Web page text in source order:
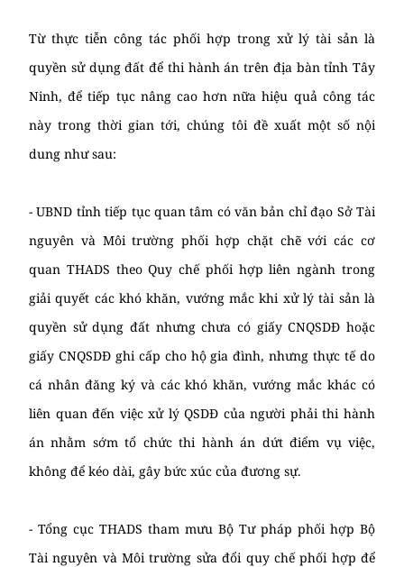
Từ thực tiễn công tác phối hợp trong xử lý tài sản là
quyền sử dụng đất để thi hành án trên địa bàn tỉnh Tây
Ninh, để tiếp tục nâng cao hơn nữa hiệu quả công tác
này trong thời gian tới, chúng tôi đề xuất một số nội
dung như sau:
- UBND tỉnh tiếp tục quan tâm có văn bản chỉ đạo Sở Tài
nguyên và Môi trường phối hợp chặt chẽ với các cơ
quan THADS theo Quy chế phối hợp liên ngành trong
giải quyết các khó khăn, vướng mắc khi xử lý tài sản là
quyền sử dụng đất nhưng chưa có giấy CNQSDĐ hoặc
giấy CNQSDĐ ghi cấp cho hộ gia đình, nhưng thực tế do
cá nhân đăng ký và các khó khăn, vướng mắc khác có
liên quan đến việc xử lý QSDĐ của người phải thi hành
án nhằm sớm tổ chức thi hành án dứt điểm vụ việc,
không để kéo dài, gây bức xúc của đương sự.
- Tổng cục THADS tham mưu Bộ Tư pháp phối hợp Bộ
Tài nguyên và Môi trường sửa đổi quy chế phối hợp để